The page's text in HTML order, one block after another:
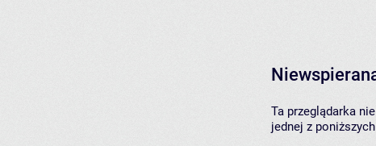
Ta przeglądarka
jednej z